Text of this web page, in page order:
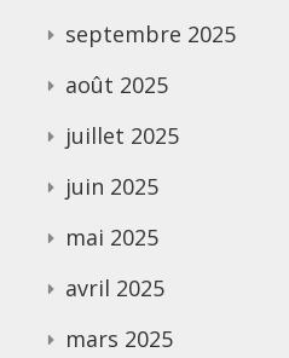
septembre 2025
août 2025
juillet 2025
juin 2025
mai 2025
avril 2025
mars 2025